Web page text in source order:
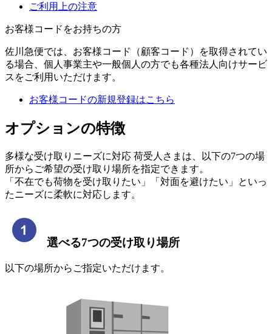
ご利用上の注意
お客様コードをお持ちの方
佐川急便では、お客様コード（顧客コード）を取得されてい
る場合、個人事業主や一般個人の方でも各種法人向けサービ
スをご利用いただけます。
お客様コードの新規登録はこちら
オプションの特徴
多様な受け取りニーズに対応 荷受人さまは、以下の7つの場
所からご希望の受け取り場所を指定できます。
「不在でも荷物を受け取りたい」「対面を避けたい」といっ
たニーズに柔軟に対応します。
選べる7つの受け取り場所
以下の場所からご指定いただけます。